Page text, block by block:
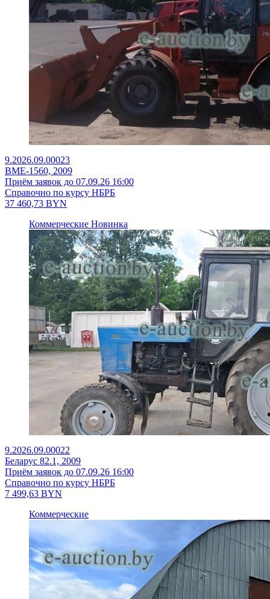
9.2026.09.00023
ВМЕ-1560, 2009
Приём заявок до 07.09.26 16:00
Справочно по курсу НБРБ
37 460,73 BYN
Коммерческие Новинка
9.2026.09.00022
Беларус 82.1, 2009
Приём заявок до 07.09.26 16:00
Справочно по курсу НБРБ
7 499,63 BYN
Коммерческие